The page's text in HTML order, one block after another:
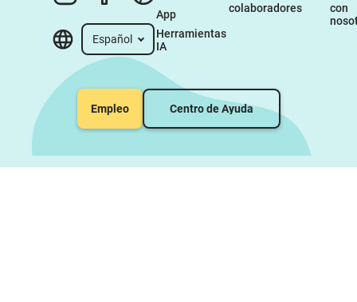
Español
App
Herramientas
IA
colaboradores
con
Empleo Centro de Ayuda